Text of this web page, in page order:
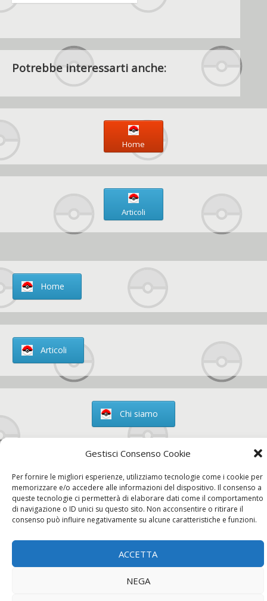
Gestisci Consenso Cookie
Per fornire le migliori esperienze, utilizziamo tecnologie come i cookie per
memorizzare e/o accedere alle informazioni del dispositivo. Il consenso a
queste tecnologie ci permetterà di elaborare dati come il comportamento
di navigazione o ID unici su questo sito. Non acconsentire o ritirare il
consenso può influire negativamente su alcune caratteristiche e funzioni.
ACCETTA
NEGA
Potrebbe interessarti anche:
Home
Articoli
Home
Articoli
Chi siamo
Contatti